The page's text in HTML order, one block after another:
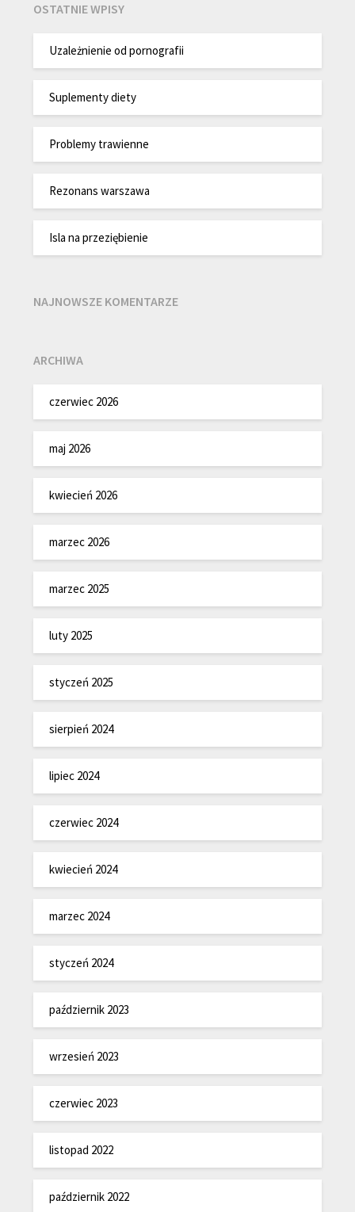
OSTATNIE WPISY
Uzależnienie od pornografii
Suplementy diety
Problemy trawienne
Rezonans warszawa
Isla na przeziębienie
NAJNOWSZE KOMENTARZE
ARCHIWA
czerwiec 2026
maj 2026
kwiecień 2026
marzec 2026
marzec 2025
luty 2025
styczeń 2025
sierpień 2024
lipiec 2024
czerwiec 2024
kwiecień 2024
marzec 2024
styczeń 2024
październik 2023
wrzesień 2023
czerwiec 2023
listopad 2022
październik 2022